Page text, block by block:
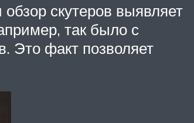
скутеров выявляет
так было с
Это факт позволяет